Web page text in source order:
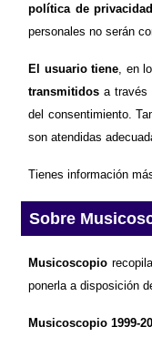
política de privacidad
personales no serán
El usuario tiene , en
transmitidos a través
del consentimiento.
son atendidas
Tienes información
Sobre
Musicoscopio
ponerla a disposición
Musicoscopio 1999-